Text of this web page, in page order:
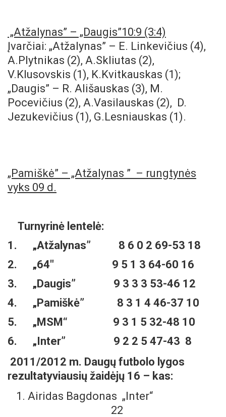
„Atžalynas” – „Daugis”10:9 (3:4)
Įvarčiai: „Atžalynas” – E. Linkevičius (4),
A.Plytnikas (2), A.Skliutas (2),
V.Klusovskis (1), K.Kvitkauskas (1);
„Daugis” – R. Ališauskas (3), M.
Pocevičius (2), A.Vasilauskas (2), D.
Jezukevičius (1), G.Lesniauskas (1).
„Pamiškė” – „Atžalynas ” – rungtynės
vyks 09 d.
Turnyrinė lentelė:
1. „Atžalynas” 8 6 0 2 69-53 18
2. „64″ 9 5 1 3 64-60 16
3. „Daugis” 9 3 3 3 53-46 12
4. „Pamiškė” 8 3 1 4 46-37 10
5. „MSM“ 9 3 1 5 32-48 10
6. „Inter” 9 2 2 5 47-43 8
2011/2012 m. Daugų futbolo lygos
rezultatyviausių žaidėjų 16 – kas:
Airidas Bagdonas „Inter“
22